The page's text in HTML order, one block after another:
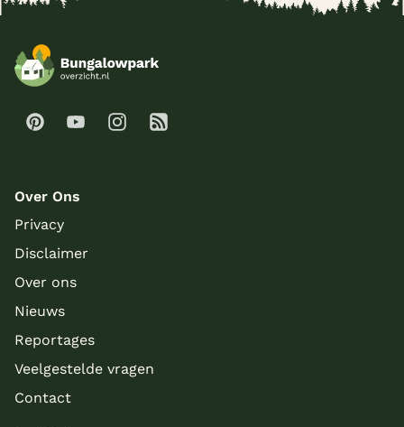
Over Ons
Privacy
Disclaimer
Over ons
Nieuws
Reportages
Veelgestelde vragen
Contact